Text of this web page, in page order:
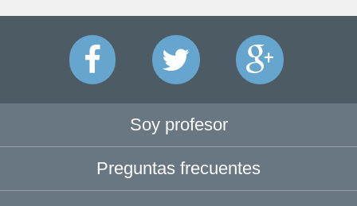
Soy profesor
Preguntas frecuentes